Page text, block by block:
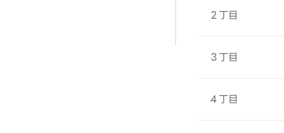
２丁目
３丁目
４丁目